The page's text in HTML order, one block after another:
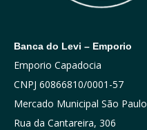
Banca do Levi – Emporio
Emporio Capadocia
CNPJ 60866810/0001-57
Mercado Municipal São Paulo
Rua da Cantareira, 306